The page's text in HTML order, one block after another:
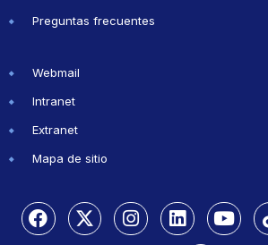
Preguntas frecuentes
Webmail
Intranet
Extranet
Mapa de sitio